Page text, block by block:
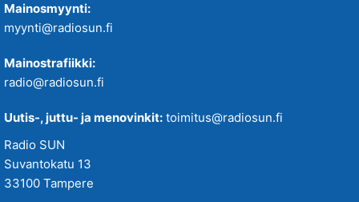
Mainosmyynti:
myynti@radiosun.fi
Mainostrafiikki:
radio@radiosun.fi
Uutis-, juttu- ja menovinkit: toimitus@radiosun.fi
Radio SUN
Suvantokatu 13
33100 Tampere